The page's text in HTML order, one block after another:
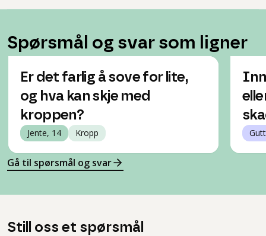
Spørsmål og svar som ligner
Er det farlig å sove for lite,
og hva kan skje med
kroppen?
Jente, 14 Kropp
Gå til spørsmål og svar
Still oss et spørsmål